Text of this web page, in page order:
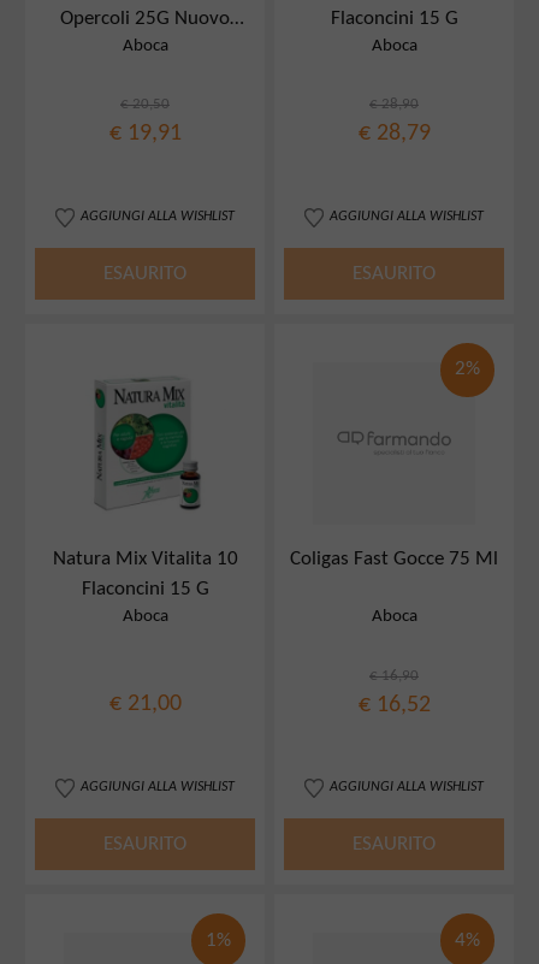
Opercoli 25G Nuovo
Formato
Aboca
€ 20,50
€ 19,91
AGGIUNGI ALLA WISHLIST
ESAURITO
Flaconcini 15 G
Aboca
€ 28,90
€ 28,79
AGGIUNGI ALLA WISHLIST
ESAURITO
Natura Mix Vitalita 10
Flaconcini 15 G
Aboca
€ 21,00
AGGIUNGI ALLA WISHLIST
ESAURITO
2%
Coligas Fast Gocce 75 Ml
Aboca
€ 16,90
€ 16,52
AGGIUNGI ALLA WISHLIST
ESAURITO
1% 4%